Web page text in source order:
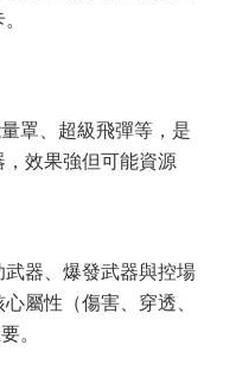
罩、超級飛彈等，是
效果強但可能資源
器、爆發武器與控場
屬性（傷害、穿透、
。